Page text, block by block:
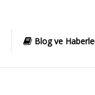
Blog ve